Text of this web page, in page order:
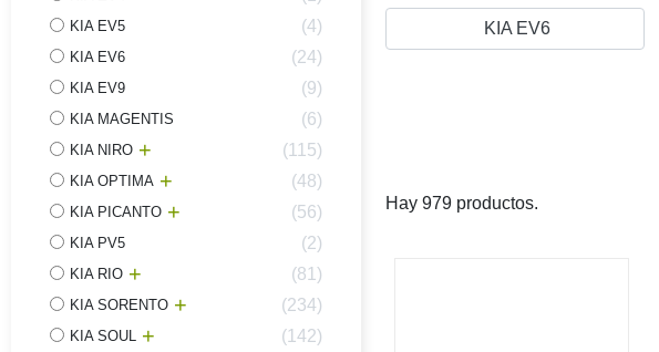
KIA EV5 4
KIA EV6 24
KIA EV9 9
KIA MAGENTIS 6
KIA NIRO 115
KIA OPTIMA 48
KIA PICANTO 56
KIA PV5 2
KIA RIO 81
KIA SORENTO 234
KIA SOUL 142
KIA EV6
Hay 979 productos.